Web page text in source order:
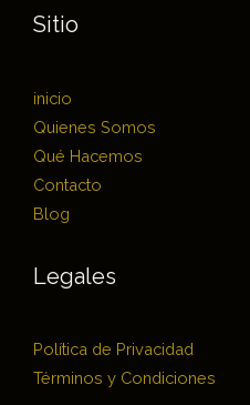
Sitio
inicio
Quienes Somos
Qué Hacemos
Contacto
Blog
Legales
Política de Privacidad
Términos y Condiciones